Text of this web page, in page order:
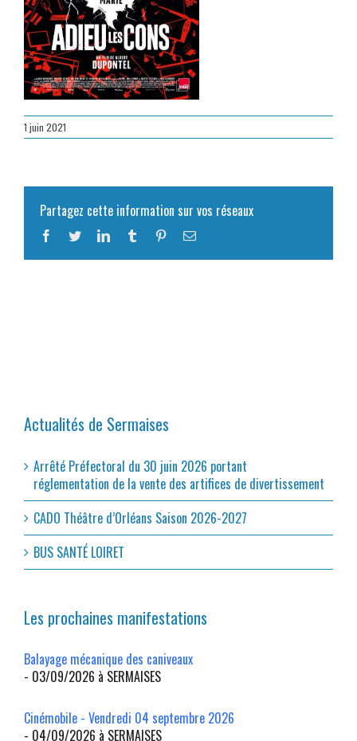
1 juin 2021
Partagez cette information sur vos réseaux
Facebook
TwitterLinkedInTumblr PinterestEmail
Actualités de Sermaises
Arrêté Préfectoral du 30 juin 2026 portant
réglementation de la vente des artifices de divertissement
CADO Théâtre d’Orléans Saison 2026-2027
BUS SANTÉ LOIRET
Les prochaines manifestations
Balayage mécanique des caniveaux
- 03/09/2026 à SERMAISES
Cinémobile - Vendredi 04 septembre 2026
- 04/09/2026 à SERMAISES